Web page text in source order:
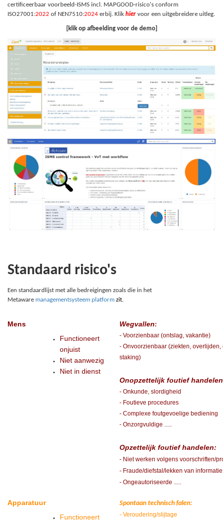
certificeerbaar voorbeeld-ISMS incl. MAPGOOD-risico's conform
ISO27001:2022 of NEN7510:2024 erbij. Klik hier voor een uitgebreidere uitleg.
[klik op afbeelding voor de demo]
Standaard risico's
Een standaardlijst met alle bedreigingen zoals die in het
Metaware managementsysteem platform zit.
Mens
Functioneert
onjuist
Niet aanwezig
Niet in dienst
Wegvallen:
- Voorzienbaar (ontslag, vakantie)
- Onvoorzienbaar (ziekten, overlijden,
staking)
Onopzettelijk foutief
- Onkunde, slordigheid
- Foutieve procedures
- Complexe foutgevoelige bediening
- Onzorgvuldige .....
Opzettelijk foutief handelen:
- Niet werken volgens voorschriften/
- Fraude/diefstal/lekken van informatie
- Ongeautoriseerde .....
Apparatuur
Functioneert
Spontaan technisch falen:
- Veroudering/slijtage